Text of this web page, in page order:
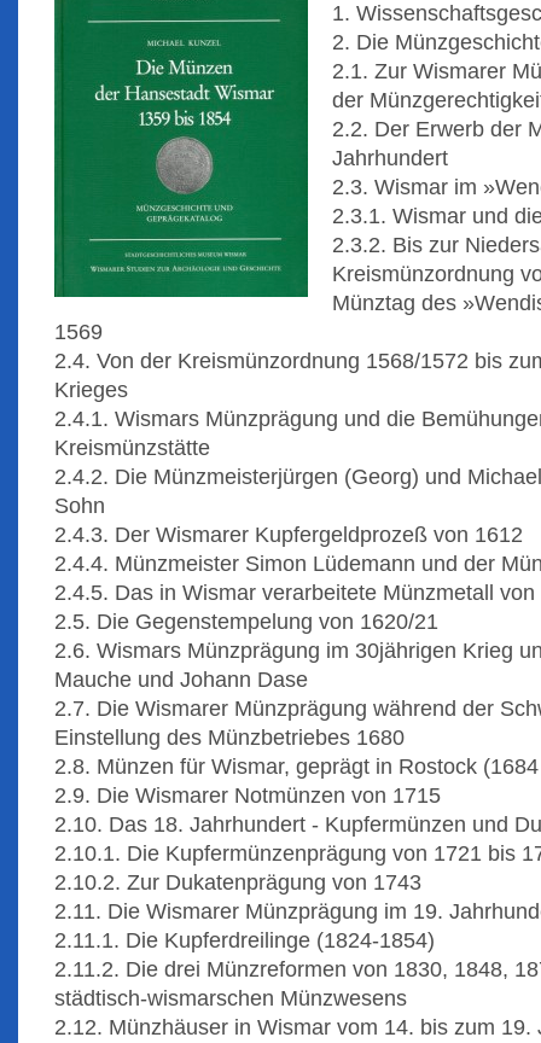
1.
2. Die
2.1. Zur Wismarer
der
2.2. Der Erwerb der
Jahrhundert
2.3. Wismar im
2.3.1. Wismar und
2.3.2. Bis zur
Kreismünzordnung
Münztag des
1569
2.4. Von der Kreismünzordnung 1568/1572 bis
Krieges
2.4.1. Wismars Münzprägung und die
Kreismünzstätte
2.4.2. Die Münzmeisterjürgen (Georg) und
Sohn
2.4.3. Der Wismarer Kupfergeldprozeß von 1612
2.4.4. Münzmeister Simon Lüdemann und der
2.4.5. Das in Wismar verarbeitete Münzmetall
2.5. Die Gegenstempelung von 1620/21
2.6. Wismars Münzprägung im 30jährigen Krieg
Mauche und Johann Dase
2.7. Die Wismarer Münzprägung während der
Einstellung des Münzbetriebes 1680
2.8. Münzen für Wismar, geprägt in Rostock
2.9. Die Wismarer Notmünzen von 1715
2.10. Das 18. Jahrhundert - Kupfermünzen und
2.10.1. Die Kupfermünzenprägung von 1721 bis
2.10.2. Zur Dukatenprägung von 1743
2.11. Die Wismarer Münzprägung im 19.
2.11.1. Die Kupferdreilinge (1824-1854)
2.11.2. Die drei Münzreformen von 1830, 1848,
städtisch-wismarschen Münzwesens
2.12. Münzhäuser in Wismar vom 14. bis zum 19.